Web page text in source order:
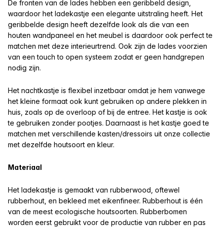
De fronten van de lades hebben een geribbeld design,
waardoor het ladekastje een elegante uitstraling heeft. Het
geribbelde design heeft dezelfde look als die van een
houten wandpaneel en het meubel is daardoor ook perfect te
matchen met deze interieurtrend. Ook zijn de lades voorzien
van een touch to open systeem zodat er geen handgrepen
nodig zijn.
Het nachtkastje is flexibel inzetbaar omdat je hem vanwege
het kleine formaat ook kunt gebruiken op andere plekken in
huis, zoals op de overloop of bij de entree. Het kastje is ook
te gebruiken zonder pootjes. Daarnaast is het kastje goed te
matchen met verschillende kasten/dressoirs uit onze collectie
met dezelfde houtsoort en kleur.
Materiaal
Het ladekastje is gemaakt van rubberwood, oftewel
rubberhout, en bekleed met eikenfineer. Rubberhout is één
van de meest ecologische houtsoorten. Rubberbomen
worden eerst gebruikt voor de productie van rubber en pas